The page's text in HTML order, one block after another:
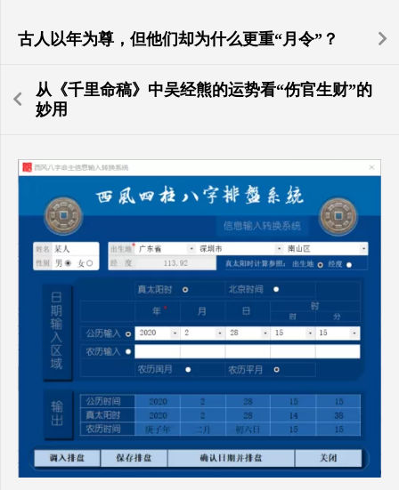
古人以年为尊，但他们却为什么更重“月令”？
从《千里命稿》中吴经熊的运势看“伤官生财”的
妙用